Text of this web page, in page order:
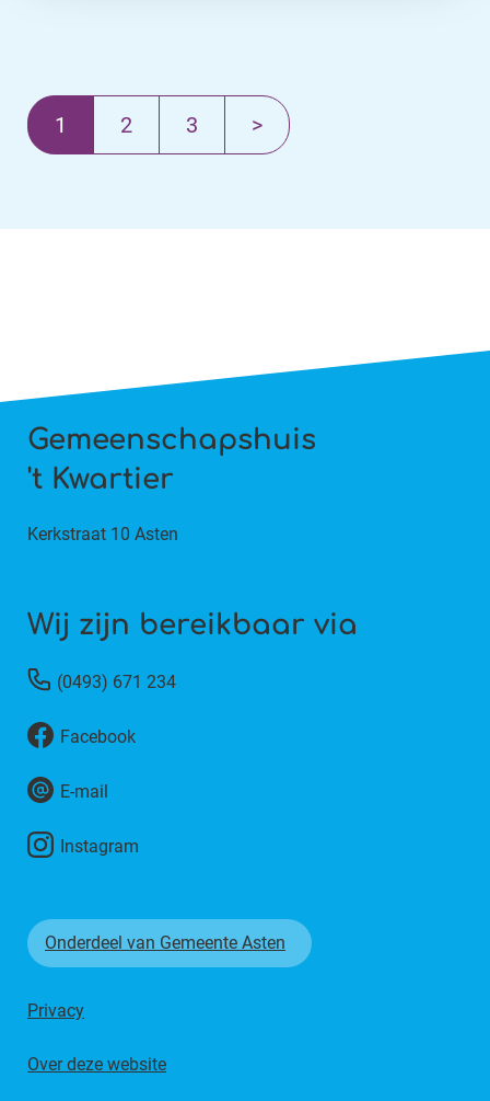
1 2 3 >Volgende
Gemeenschapshuis
't Kwartier
Kerkstraat 10 Asten
Wij zijn bereikbaar via
(0493) 671 234
Facebook
E-mail
Instagram
Onderdeel van Gemeente Asten
Privacy
Over deze website